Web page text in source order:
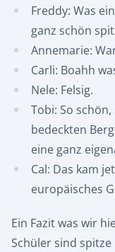
Freddy: Was
ganz schön
Annemarie:
Carli: Boahh
Nele: Felsig.
Tobi: So
bedeckten
eine ganz
Cal: Das kam
europäisches
Ein Fazit was wir
Schüler sind